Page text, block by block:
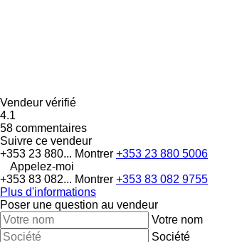
Vendeur vérifié
4.1
58 commentaires
Suivre ce vendeur
+353 23 880... Montrer +353 23 880 5006
Appelez-moi
+353 83 082... Montrer +353 83 082 9755
Plus d'informations
Poser une question au vendeur
Votre nom
Société